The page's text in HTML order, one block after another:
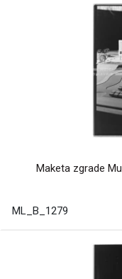
Maketa zgrade
ML_B_1279